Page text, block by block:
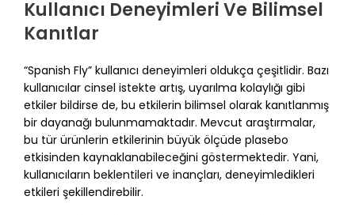
Kullanıcı Deneyimleri Ve Bilimsel
Kanıtlar
“Spanish Fly” kullanıcı deneyimleri oldukça çeşitlidir. Bazı
kullanıcılar cinsel istekte artış, uyarılma kolaylığı gibi
etkiler bildirse de, bu etkilerin bilimsel olarak kanıtlanmış
bir dayanağı bulunmamaktadır. Mevcut araştırmalar,
bu tür ürünlerin etkilerinin büyük ölçüde plasebo
etkisinden kaynaklanabileceğini göstermektedir. Yani,
kullanıcıların beklentileri ve inançları, deneyimledikleri
etkileri şekillendirebilir.